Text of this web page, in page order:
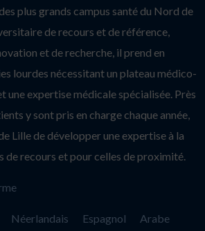
plus grands campus santé du Nord de
de recours et de référence,
et de recherche, il prend en
lourdes nécessitant un plateau médico-
une expertise médicale spécialisée. Près
y sont pris en charge chaque année,
Lille de développer une expertise à la
de recours et pour celles de proximité.
Néerlandais Espagnol
Arabe